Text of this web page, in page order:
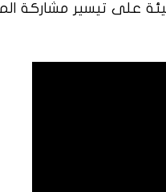
على تيسير مشاركة